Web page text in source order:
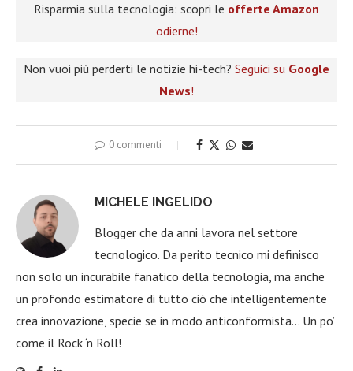
Risparmia sulla tecnologia: scopri le offerte Amazon
odierne!
Non vuoi più perderti le notizie hi-tech? Seguici su Google
News!
0 commenti
MICHELE INGELIDO
Blogger che da anni lavora nel settore
tecnologico. Da perito tecnico mi definisco
non solo un incurabile fanatico della tecnologia, ma anche
un profondo estimatore di tutto ciò che intelligentemente
crea innovazione, specie se in modo anticonformista… Un po’
come il Rock ‘n Roll!